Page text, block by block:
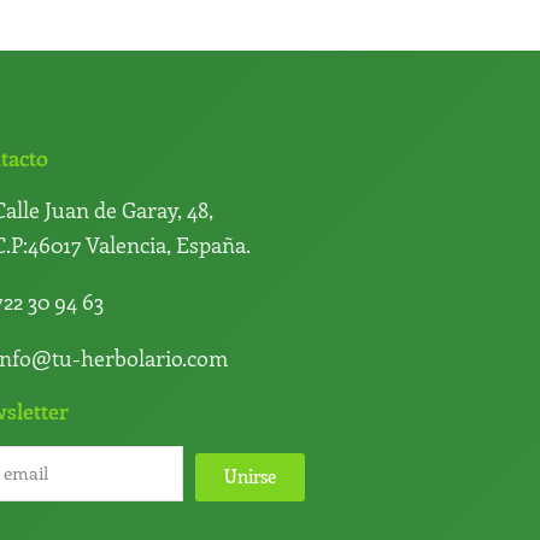
Juan de Garay, 48,
Valencia, España.
30 94 63
herbolario.com
Unirse